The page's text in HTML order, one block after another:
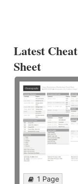
Latest Cheat
Sheet
1 Page